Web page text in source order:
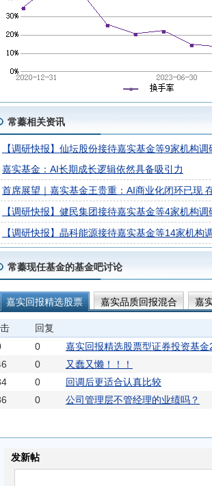
常蓁相关资讯
【调研快报】仙坛股份接待嘉实基金等9家机构调
嘉实基金：AI长期成长逻辑依然具备吸引力
首席展望｜嘉实基金王贵重：AI商业化闭环已现
【调研快报】健民集团接待嘉实基金等4家机构调
【调研快报】晶科能源接待嘉实基金等14家机构
常蓁现任基金的基金吧讨论
嘉实回报精选股票 嘉实品质回报混合 嘉
嘉实回报混合
回复
0 嘉实回报精选股票型证券投资基
0 又蠢又懒！！！
0 回调后更适合认真比较
0 公司管理层不管经理的业绩吗？